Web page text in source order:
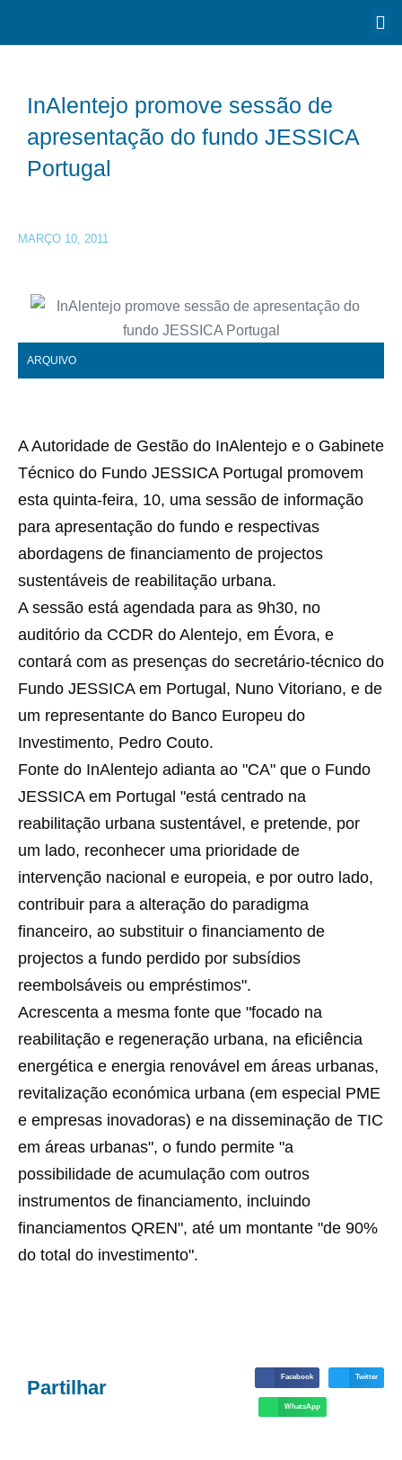
InAlentejo promove sessão de
apresentação do fundo JESSICA
Portugal
MARÇO 10, 2011
ARQUIVO
A Autoridade de Gestão do InAlentejo e o Gabinete
Técnico do Fundo JESSICA Portugal promovem
esta quinta-feira, 10, uma sessão de informação
para apresentação do fundo e respectivas
abordagens de financiamento de projectos
sustentáveis de reabilitação urbana.
A sessão está agendada para as 9h30, no
auditório da CCDR do Alentejo, em Évora, e
contará com as presenças do secretário-técnico do
Fundo JESSICA em Portugal, Nuno Vitoriano, e de
um representante do Banco Europeu do
Investimento, Pedro Couto.
Fonte do InAlentejo adianta ao "CA" que o Fundo
JESSICA em Portugal "está centrado na
reabilitação urbana sustentável, e pretende, por
um lado, reconhecer uma prioridade de
intervenção nacional e europeia, e por outro lado,
contribuir para a alteração do paradigma
financeiro, ao substituir o financiamento de
projectos a fundo perdido por subsídios
reembolsáveis ou empréstimos".
Acrescenta a mesma fonte que "focado na
reabilitação e regeneração urbana, na eficiência
energética e energia renovável em áreas urbanas,
revitalização económica urbana (em especial PME
e empresas inovadoras) e na disseminação de TIC
em áreas urbanas", o fundo permite "a
possibilidade de acumulação com outros
instrumentos de financiamento, incluindo
financiamentos QREN", até um montante "de 90%
do total do investimento".
Partilhar Facebook Twitter
WhatsApp